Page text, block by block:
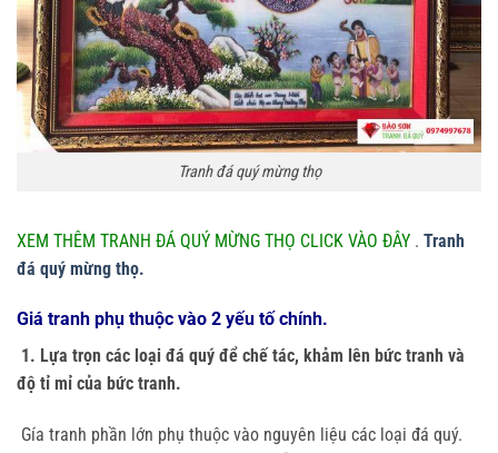
Tranh đá quý mừng thọ
XEM THÊM TRANH ĐÁ QUÝ MỪNG THỌ CLICK VÀO ĐÂY . Tranh
đá quý mừng thọ.
Giá tranh phụ thuộc vào 2 yếu tố chính.
1. Lựa trọn các loại đá quý để chế tác, khảm lên bức tranh và
độ tỉ mỉ của bức tranh.
Gía tranh phần lớn phụ thuộc vào nguyên liệu các loại đá quý.